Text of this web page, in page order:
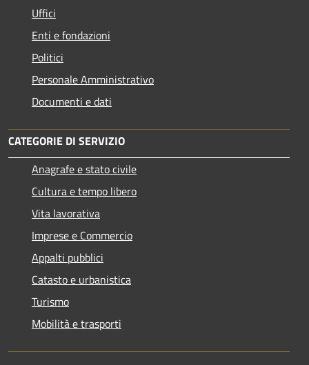
Uffici
Enti e fondazioni
Politici
Personale Amministrativo
Documenti e dati
CATEGORIE DI SERVIZIO
Anagrafe e stato civile
Cultura e tempo libero
Vita lavorativa
Imprese e Commercio
Appalti pubblici
Catasto e urbanistica
Turismo
Mobilità e trasporti